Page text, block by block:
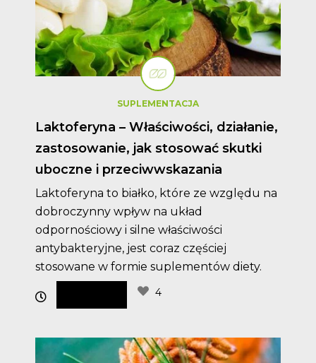
SUPLEMENTACJA
Laktoferyna – Właściwości, działanie,
zastosowanie, jak stosować skutki
uboczne i przeciwwskazania
Laktoferyna to białko, które ze względu na
dobroczynny wpływ na układ
odpornościowy i silne właściwości
antybakteryjne, jest coraz częściej
stosowane w formie suplementów diety.
4